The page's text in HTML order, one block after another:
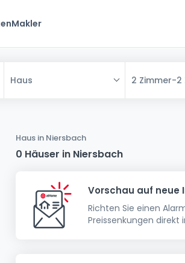
Makler
Haus
Haus
Reihenhaus
Doppelhaushälfte
Wohnung
Schlafzimmer
1-Zimmer-Apartment
Wohnanlage
Wohnsiedlung
Haus bauen
Musterhaus
Renditeobjekt
2 Zimmer-
Haus in Niersbach
0 Häuser in Niersbach
Vorschau auf neue
Richten Sie einen
Preissenkungen direkt